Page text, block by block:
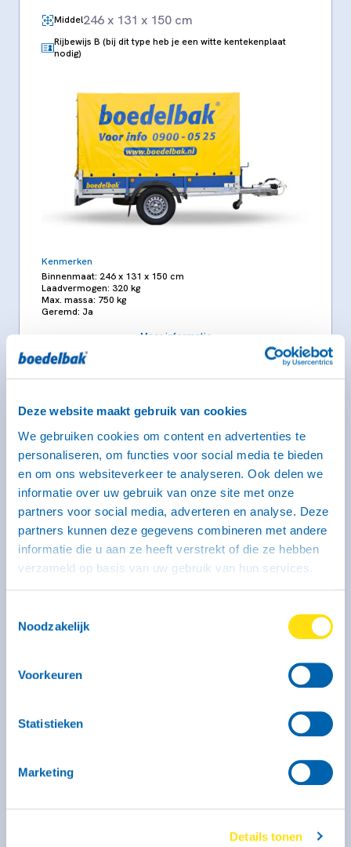
Deze website maakt gebruik van cookies
We gebruiken cookies om content en advertenties te
personaliseren, om functies voor social media te bieden
en om ons websiteverkeer te analyseren. Ook delen we
informatie over uw gebruik van onze site met onze
partners voor social media, adverteren en analyse. Deze
partners kunnen deze gegevens combineren met andere
informatie die u aan ze heeft verstrekt of die ze hebben
verzameld op basis van uw gebruik van hun services.
Noodzakelijk
Voorkeuren
Statistieken
Marketing
Details tonen
Middel246 x 131 x 150 cm
Rijbewijs B (bij dit type heb je een witte kentekenplaat
nodig)
Kenmerken
Binnenmaat: 246 x 131 x 150 cm
Laadvermogen: 320 kg
Max. massa: 750 kg
Geremd: Ja
Meer informatie
Vanaf € 44,- voor de eerste 3 uur (op zaterdag geldt dit
€ 51,- per kalenderdag
Kies deze bak
Aanhangwagen type EH 1350 - groot
dubbelas gesloten (geremd)
Groot296 x 131 x 150 cm